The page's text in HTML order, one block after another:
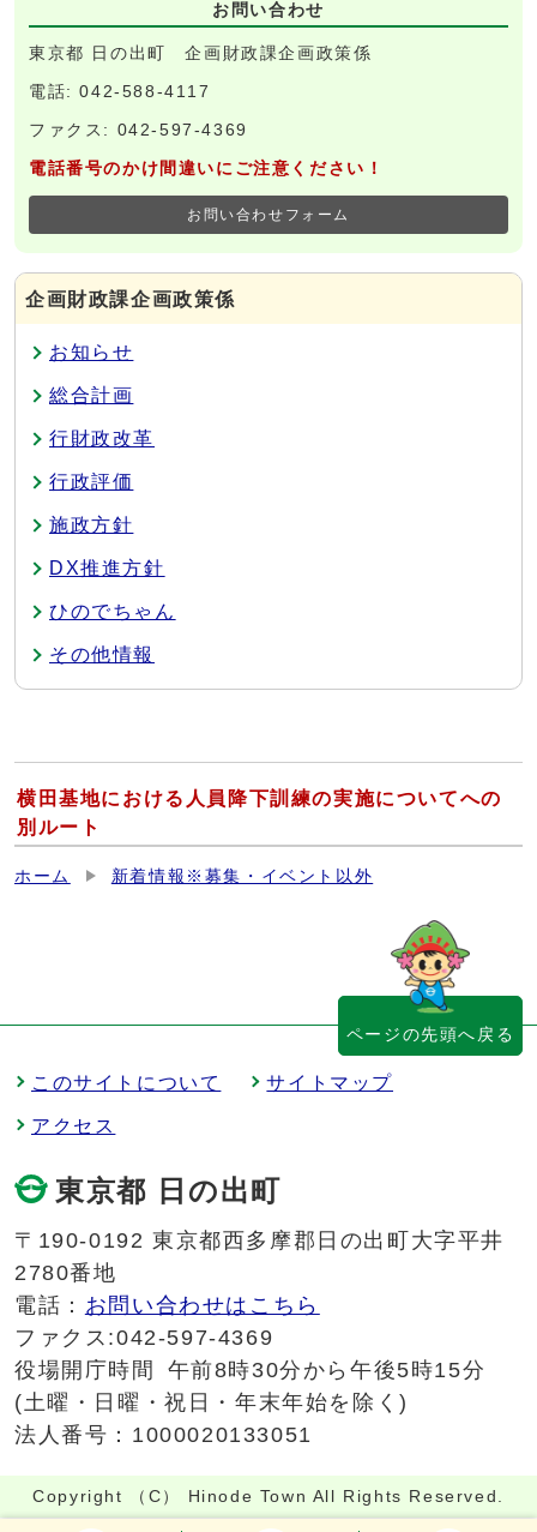
お問い合わせ
東京都 日の出町 企画財政課企画政策係
電話: 042-588-4117
ファクス: 042-597-4369
電話番号のかけ間違いにご注意ください！
お問い合わせフォーム
企画財政課企画政策係
お知らせ
総合計画
行財政改革
行政評価
施政方針
DX推進方針
ひのでちゃん
その他情報
横田基地における人員降下訓練の実施についてへの
別ルート
ホーム 新着情報※募集・イベント以外
このサイトについて サイトマップ
アクセス
東京都 日の出町
〒190-0192 東京都西多摩郡日の出町大字平井
2780番地
電話： お問い合わせはこちら
ファクス:042-597-4369
役場開庁時間
午前8時30分から午後5時15分
(土曜・日曜・祝日・年末年始を除く)
法人番号：1000020133051
ページの先頭へ戻る
Copyright （C） Hinode Town All Rights Reserved.